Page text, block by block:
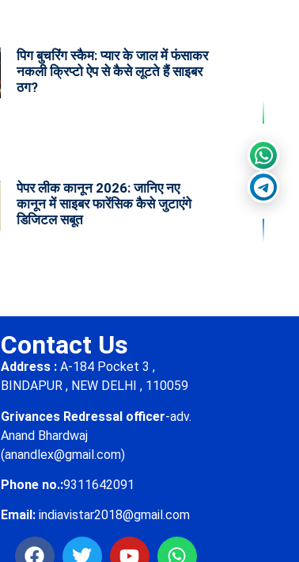
पिग बुचरिंग स्कैम: प्यार के जाल में फंसाकर
नकली क्रिप्टो ऐप से कैसे लूटते हैं साइबर
ठग?
पेपर लीक कानून 2026: जानिए नए
कानून में साइबर फारेंसिक कैसे जुटाएंगे
डिजिटल सबूत
Contact Us
Address : A-184 Pocket 3 ,
BINDAPUR , NEW DELHI , 110059
Grivances Redressal officer-adv.
Anand Bhardwaj
(anandlex@gmail.com)
Phone no.:9311642091
Email: indiavistar2018@gmail.com